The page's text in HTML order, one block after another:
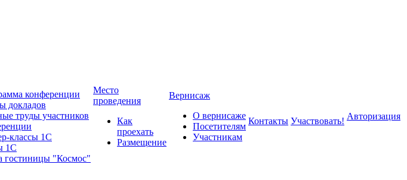
конференции
докладов
труды участников
классы 1С
1С
гостиницы "Космос"
Место
проведения
Как
проехать
Размещение
Вернисаж
О вернисаже
Посетителям
Участникам
Контакты Участвовать! Авторизация